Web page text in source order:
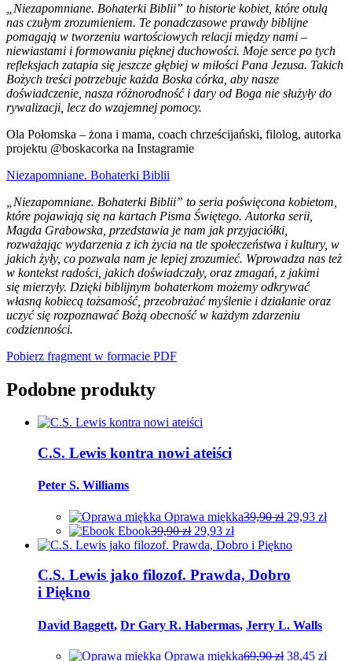
„Niezapomniane. Bohaterki Biblii” to historie kobiet, które otulą
nas czułym zrozumieniem. Te ponadczasowe prawdy biblijne
pomagają w tworzeniu wartościowych relacji między nami –
niewiastami i formowaniu pięknej duchowości. Moje serce po tych
refleksjach zatapia się jeszcze głębiej w miłości Pana Jezusa. Takich
Bożych treści potrzebuje każda Boska córka, aby nasze
doświadczenie, nasza różnorodność i dary od Boga nie służyły do
rywalizacji, lecz do wzajemnej pomocy.
Ola Połomska – żona i mama, coach chrześcijański, filolog, autorka
projektu @boskacorka na Instagramie
Niezapomniane. Bohaterki Biblii
„Niezapomniane. Bohaterki Biblii” to seria poświęcona kobietom,
które pojawiają się na kartach Pisma Świętego. Autorka serii,
Magda Grabowska, przedstawia je nam jak przyjaciółki,
rozważając wydarzenia z ich życia na tle społeczeństwa i kultury, w
jakich żyły, co pozwala nam je lepiej zrozumieć. Wprowadza nas też
w kontekst radości, jakich doświadczały, oraz zmagań, z jakimi
się mierzyły. Dzięki biblijnym bohaterkom możemy odkrywać
własną kobiecą tożsamość, przeobrażać myślenie i działanie oraz
uczyć się rozpoznawać Bożą obecność w każdym zdarzeniu
codzienności.
Pobierz fragment w formacie PDF
Podobne produkty
C.S. Lewis kontra nowi ateiści
Peter S. Williams
Oprawa miękka39,90zł 29,93 zł
Ebook39,90zł 29,93 zł
Ten
ma
wiele
wariantów.
można
C.S. Lewis jako filozof. Prawda, Dobro
i Piękno
David Baggett, Dr Gary R. Habermas, Jerry L. Walls
Oprawa miękka69,90zł 38,45 zł